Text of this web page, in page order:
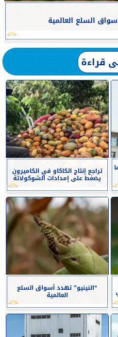
السلع العالمية
قراءة
تراجع إنتاج الكاكاو في الكاميرون
يضغط على إمدادات الشوكولاتة
“النينيو” تهدد أسواق السلع
العالمية